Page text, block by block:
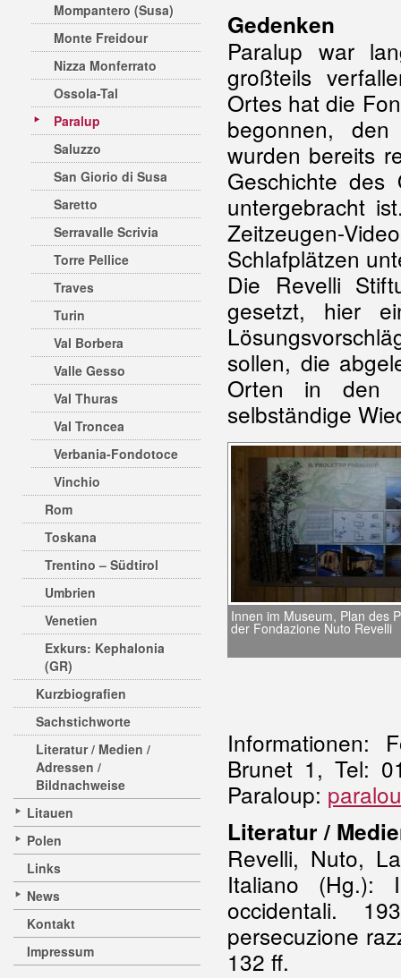
Mompantero (Susa)
Monte Freidour
Nizza Monferrato
Ossola-Tal
Paralup
Saluzzo
San Giorio di Susa
Saretto
Serravalle Scrivia
Torre Pellice
Traves
Turin
Val Borbera
Valle Gesso
Val Thuras
Val Troncea
Verbania-Fondotoce
Vinchio
Rom
Toskana
Trentino – Südtirol
Umbrien
Venetien
Exkurs: Kephalonia
(GR)
Kurzbiografien
Sachstichworte
Literatur / Medien /
Adressen /
Bildnachweise
Litauen
Polen
Links
News
Kontakt
Impressum
Gedenken
Paralup war
großteils
Ortes hat die
begonnen,
wurden bereits
Geschichte des
untergebracht
Zeitzeugen-
Schlafplätzen
Die Revelli
gesetzt, hier
sollen, die
Orten in den
selbständige
Innen im Museum, Plan des
der Fondazione Nuto Revelli
Informationen:
Brunet 1, Tel:
Paraloup:
Literatur /
Revelli, Nuto,
Italiano (Hg.):
occidentali.
persecuzione
132 ff.